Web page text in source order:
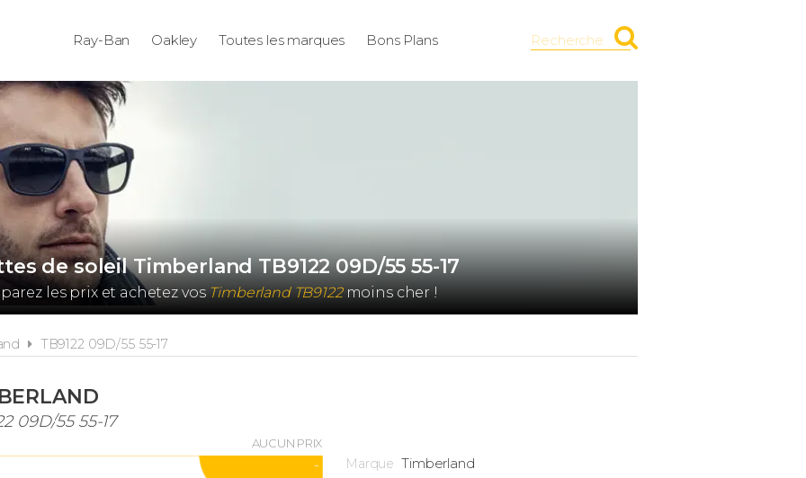
Ray-Ban Oakley Toutes les marques Bons Plans Recherche
de soleil Timberland TB9122 09D/55 55-17
les prix et achetez vosTimberland TB9122moins cher !
TB9122 09D/55 55-17
09D/55 55-17
AUCUN PRIX
- Marque Timberland